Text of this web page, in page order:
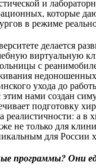
и
которые
в режиме
делается
виртуальную
с
ухода до
нами создан
подготовку
реалистичности: а в
не только для
для
программы? Они